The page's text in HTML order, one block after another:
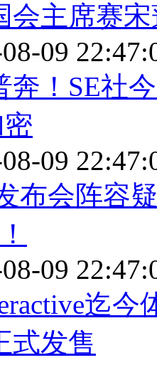
会主席赛
09
奔！SE社
09
布会阵容
09
迄今
式发售